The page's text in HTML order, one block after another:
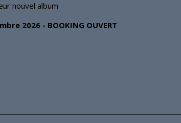
nouvel album
2026 - BOOKING OUVERT